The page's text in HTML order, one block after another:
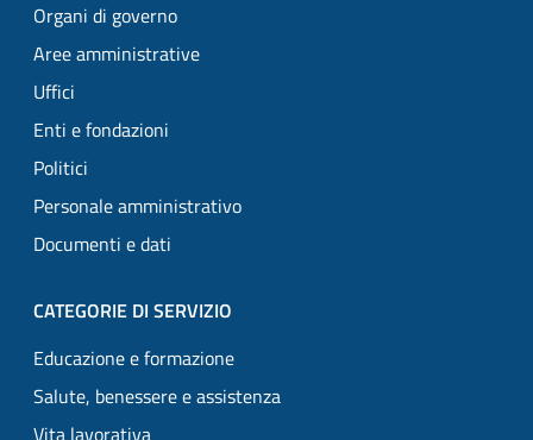
Organi di governo
Aree amministrative
Uffici
Enti e fondazioni
Politici
Personale amministrativo
Documenti e dati
CATEGORIE DI SERVIZIO
Educazione e formazione
Salute, benessere e assistenza
Vita lavorativa